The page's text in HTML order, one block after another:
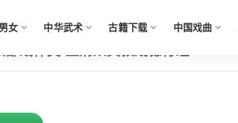
女 中华武术 古籍下载 中国戏曲